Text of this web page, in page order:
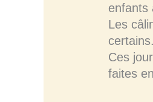
enfants
Les
certains.
Ces
faites